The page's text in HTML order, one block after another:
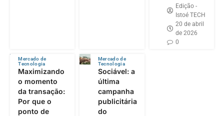
Edição -
Istoé TECH
20 de abril
de 2026
0
Mercado de
Tecnologia
Maximizando
o momento
da transação:
Por que o
ponto de
Mercado de
Tecnologia
Sociável: a
última
campanha
publicitária
do